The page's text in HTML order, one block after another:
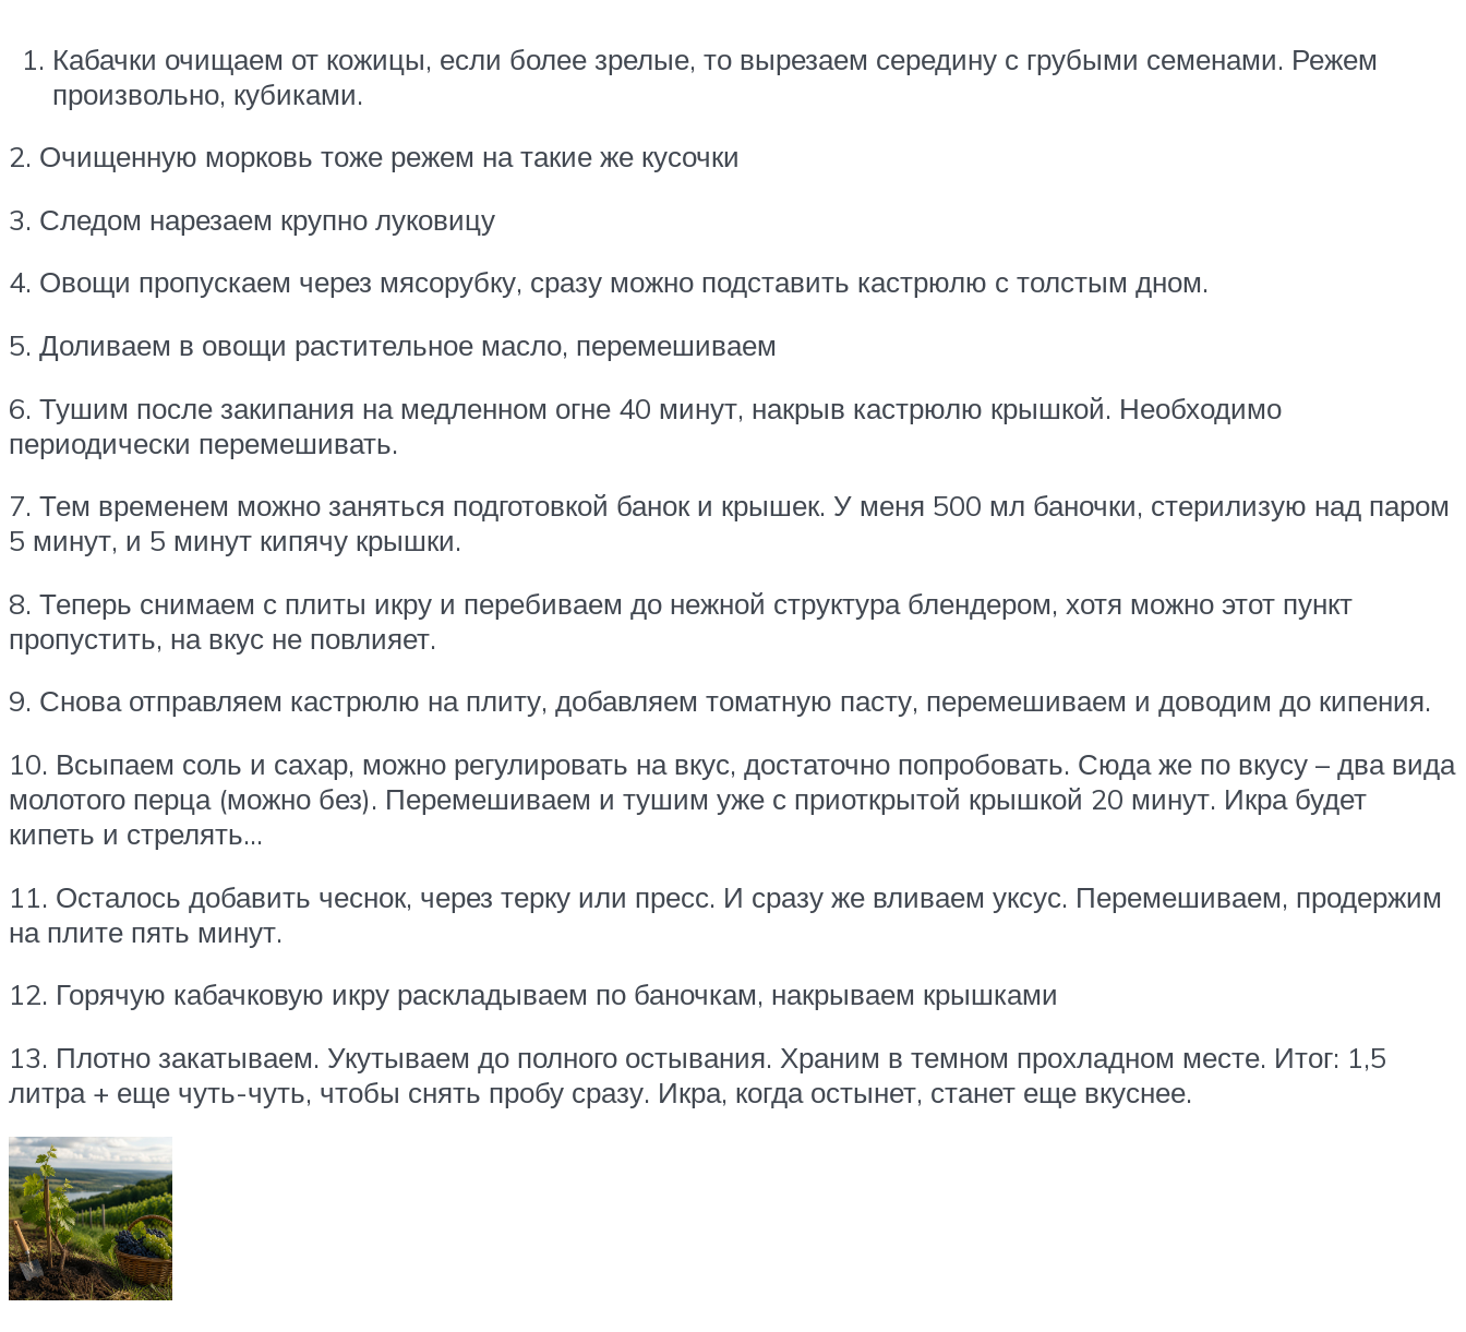
Кабачки очищаем от кожицы, если более зрелые, то вырезаем середину с грубыми семенами. Режем
произвольно, кубиками.
2. Очищенную морковь тоже режем на такие же кусочки
3. Следом нарезаем крупно луковицу
4. Овощи пропускаем через мясорубку, сразу можно подставить кастрюлю с толстым дном.
5. Доливаем в овощи растительное масло, перемешиваем
6. Тушим после закипания на медленном огне 40 минут, накрыв кастрюлю крышкой. Необходимо
периодически перемешивать.
7. Тем временем можно заняться подготовкой банок и крышек. У меня 500 мл баночки, стерилизую над паром
5 минут, и 5 минут кипячу крышки.
8. Теперь снимаем с плиты икру и перебиваем до нежной структура блендером, хотя можно этот пункт
пропустить, на вкус не повлияет.
9. Снова отправляем кастрюлю на плиту, добавляем томатную пасту, перемешиваем и доводим до кипения.
10. Всыпаем соль и сахар, можно регулировать на вкус, достаточно попробовать. Сюда же по вкусу – два вида
молотого перца (можно без). Перемешиваем и тушим уже с приоткрытой крышкой 20 минут. Икра будет
кипеть и стрелять…
11. Осталось добавить чеснок, через терку или пресс. И сразу же вливаем уксус. Перемешиваем, продержим
на плите пять минут.
12. Горячую кабачковую икру раскладываем по баночкам, накрываем крышками
13. Плотно закатываем. Укутываем до полного остывания. Храним в темном прохладном месте. Итог: 1,5
литра + еще чуть-чуть, чтобы снять пробу сразу. Икра, когда остынет, станет еще вкуснее.